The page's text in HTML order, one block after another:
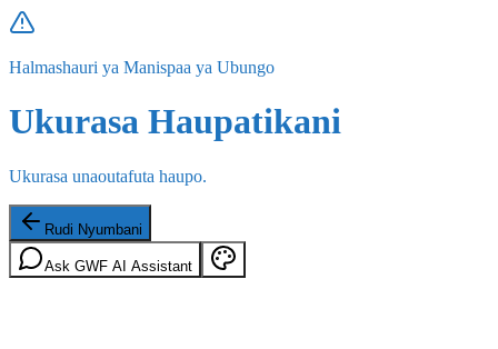
Halmashauri ya Manispaa ya Ubungo
Ukurasa Haupatikani
Ukurasa unaoutafuta haupo.
Rudi Nyumbani
Ask GWF AI Assistant